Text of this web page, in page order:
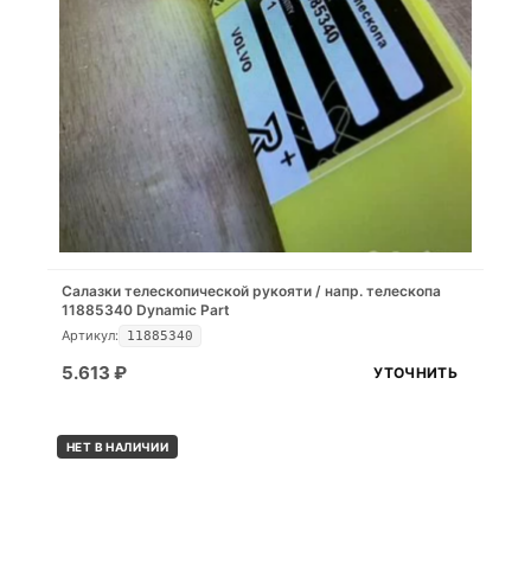
Салазки телескопической рукояти / напр. телескопа
11885340 Dynamic Part
Артикул: 11885340
5.613 ₽ УТОЧНИТЬ
НЕТ В НАЛИЧИИ